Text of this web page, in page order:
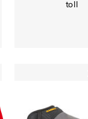
toll